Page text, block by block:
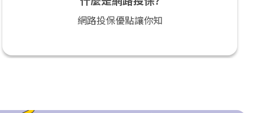
網路投保優點讓你知